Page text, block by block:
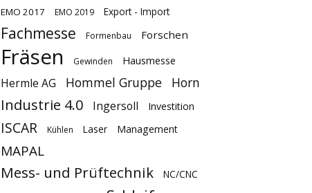
EMO 2017 EMO 2019 Export - Import
Fachmesse Formenbau Forschen
Fräsen Gewinden Hausmesse
Hermle AG Hommel Gruppe Horn
Industrie 4.0 Ingersoll Investition
ISCAR Kühlen Laser Management
MAPAL
Mess- und Prüftechnik NC/CNC